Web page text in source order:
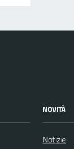
NOVITÀ
Notizie